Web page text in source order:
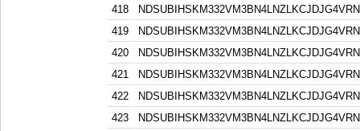
418
419
420
421
422
423